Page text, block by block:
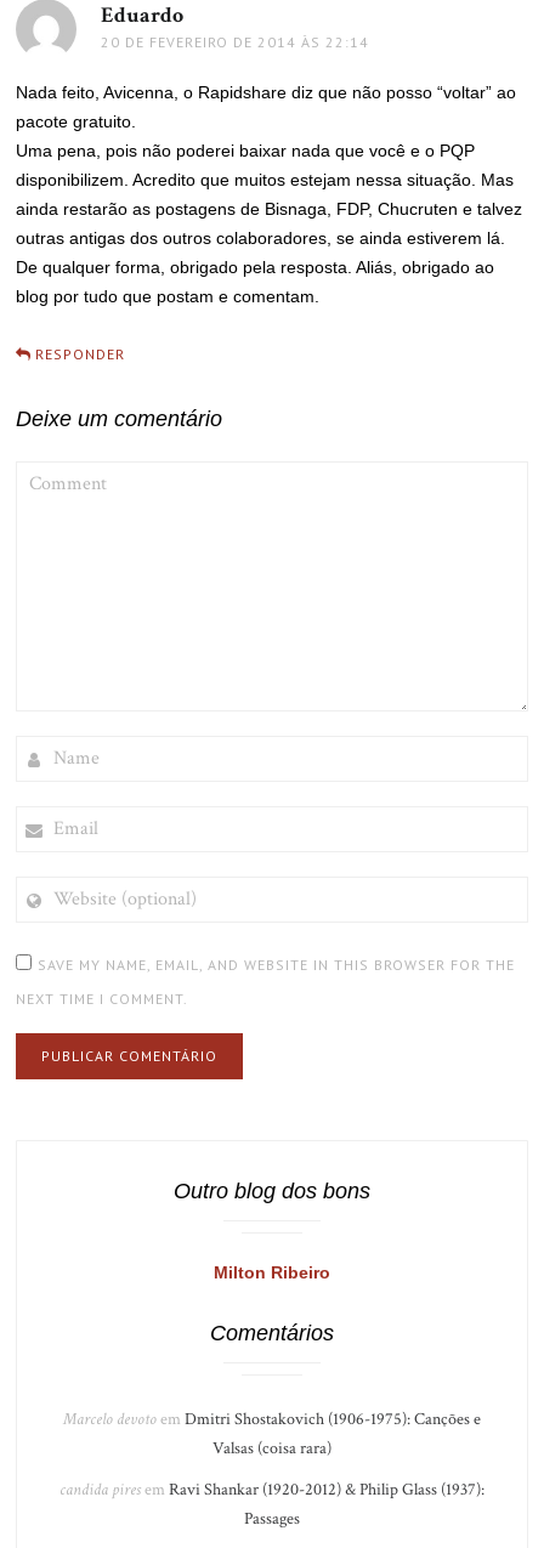
Eduardo
20 DE FEVEREIRO DE 2014 ÀS 22:14
Nada feito, Avicenna, o Rapidshare diz que não posso “voltar” ao
pacote gratuito.
Uma pena, pois não poderei baixar nada que você e o PQP
disponibilizem. Acredito que muitos estejam nessa situação. Mas
ainda restarão as postagens de Bisnaga, FDP, Chucruten e talvez
outras antigas dos outros colaboradores, se ainda estiverem lá.
De qualquer forma, obrigado pela resposta. Aliás, obrigado ao
blog por tudo que postam e comentam.
RESPONDER
Deixe um comentário
(OPTIONAL)
SAVE MY NAME, EMAIL, AND WEBSITE IN THIS BROWSER FOR THE
NEXT TIME I COMMENT.
Outro blog dos bons
Milton Ribeiro
Comentários
Marcelo devotoem Dmitri Shostakovich (1906-1975): Canções e
Valsas (coisa rara)
candida piresem Ravi Shankar (1920-2012) & Philip Glass (1937):
Passages